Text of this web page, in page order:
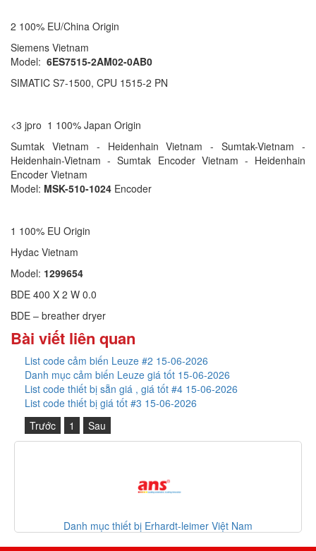
2 100% EU/China Origin
Siemens Vietnam
Model: 6ES7515-2AM02-0AB0
SIMATIC S7-1500, CPU 1515-2 PN
<3 jpro 1 100% Japan Origin
Sumtak Vietnam - Heidenhain Vietnam - Sumtak-Vietnam -
Heidenhain-Vietnam - Sumtak Encoder Vietnam - Heidenhain
Encoder Vietnam
Model: MSK-510-1024 Encoder
1 100% EU Origin
Hydac Vietnam
Model: 1299654
BDE 400 X 2 W 0.0
BDE – breather dryer
Bài viết liên quan
List code cảm biến Leuze #2 15-06-2026
Danh mục cảm biến Leuze giá tốt 15-06-2026
List code thiết bị sẵn giá , giá tốt #4 15-06-2026
List code thiết bị giá tốt #3 15-06-2026
Trước
1 Sau
Danh mục thiết bị Erhardt-leimer Việt Nam